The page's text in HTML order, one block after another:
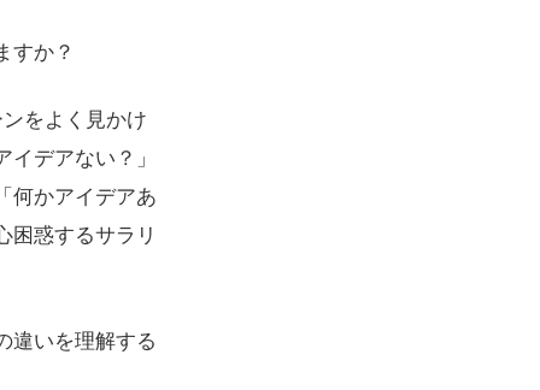
すか？
をよく見かけ
デアない？」
何かアイデアあ
惑するサラリ
違いを理解する